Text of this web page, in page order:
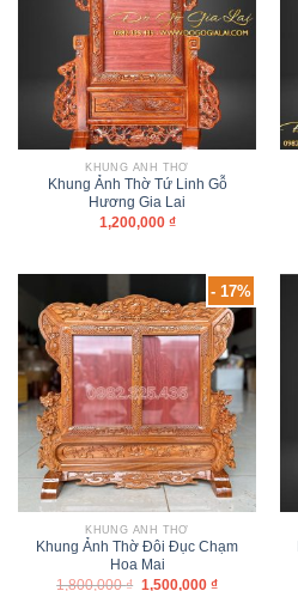
KHUNG ẢNH THỜ
Khung Ảnh Thờ Tứ Linh Gỗ
Hương Gia Lai
1,200,000 ₫
- 17%
KHUNG ẢNH THỜ
Khung Ảnh Thờ Đôi Đục Chạm
Hoa Mai
1,800,000₫ 1,500,000 ₫